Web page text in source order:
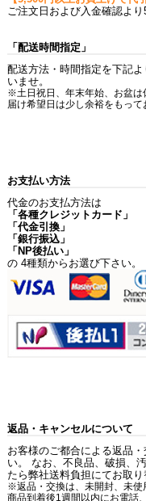
ご注文日および入金確認よ
「配送時間指定」
配送方法・時間指定を下記
いませ。
※土日祝日、年末年始、お盆は
届け希望日は少し余裕をもって
お支払い方法
代金のお支払方法は
「各種クレジットカード」
「代金引換」
「銀行振込」
「NP後払い」
の 4種類からお選び下さい。
返品・キャンセルについて
お客様のご都合による返品
い。 なお、不良品、破損、
たら弊社送料負担にてお取り
※返品・交換は、未開封、未使
商品到着後1週間以内にお電話